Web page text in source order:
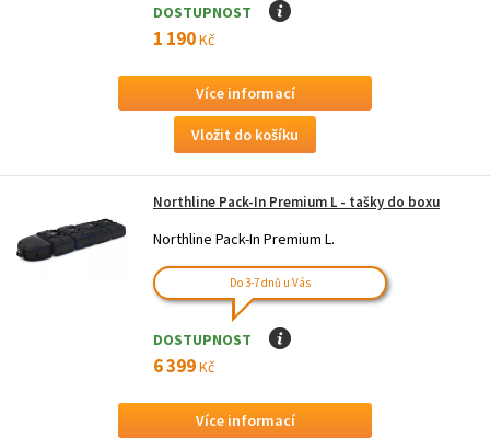
DOSTUPNOST I
1 190Kč
Více informací
Northline Pack-In Premium L - tašky do boxu
Northline Pack-In Premium L.
Do 3-7 dnů u Vás
DOSTUPNOST I
6 399Kč
Více informací